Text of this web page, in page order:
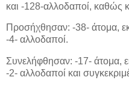
και -128-αλλοδαποί, καθώς
Προσήχθησαν: -38- άτομα,
-4- αλλοδαποί.
Συνελήφθησαν: -17- άτομα,
-2- αλλοδαποί και